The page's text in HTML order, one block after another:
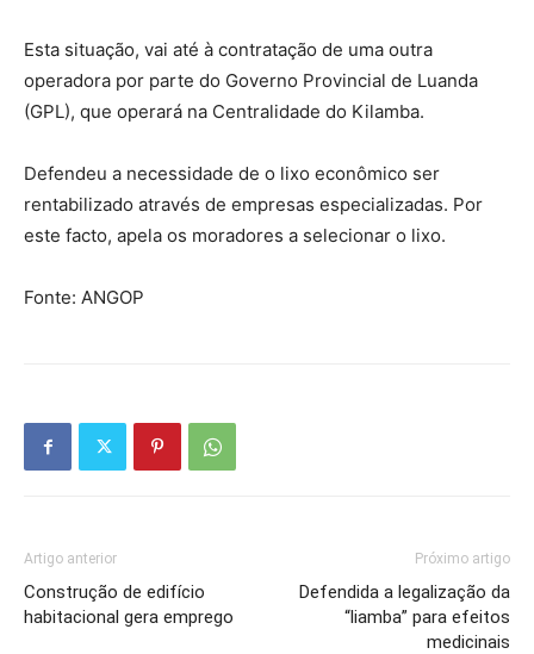
Esta situação, vai até à contratação de uma outra
operadora por parte do Governo Provincial de Luanda
(GPL), que operará na Centralidade do Kilamba.
Defendeu a necessidade de o lixo econômico ser
rentabilizado através de empresas especializadas. Por
este facto, apela os moradores a selecionar o lixo.
Fonte: ANGOP
Artigo anterior
Construção de edifício
habitacional gera emprego
Próximo artigo
Defendida a legalização da
“liamba” para efeitos
medicinais